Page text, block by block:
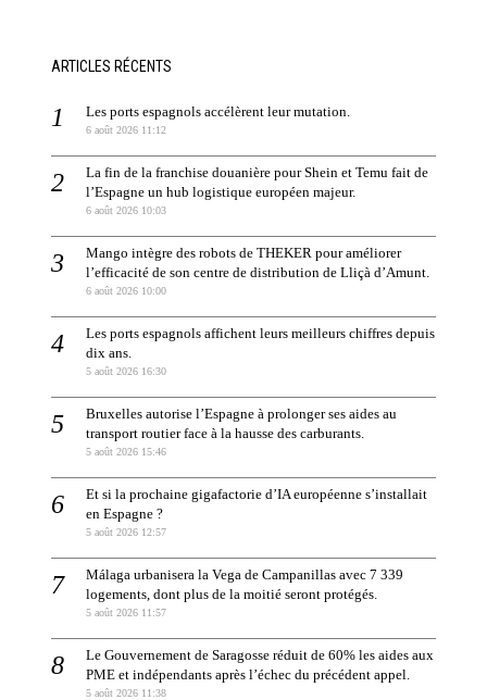
ARTICLES RÉCENTS
Les ports espagnols accélèrent leur mutation.
6 août 2026 11:12
La fin de la franchise douanière pour Shein et Temu fait de
l’Espagne un hub logistique européen majeur.
6 août 2026 10:03
Mango intègre des robots de THEKER pour améliorer
l’efficacité de son centre de distribution de Lliçà d’Amunt.
6 août 2026 10:00
Les ports espagnols affichent leurs meilleurs chiffres depuis
dix ans.
5 août 2026 16:30
Bruxelles autorise l’Espagne à prolonger ses aides au
transport routier face à la hausse des carburants.
5 août 2026 15:46
Et si la prochaine gigafactorie d’IA européenne s’installait
en Espagne ?
5 août 2026 12:57
Málaga urbanisera la Vega de Campanillas avec 7 339
logements, dont plus de la moitié seront protégés.
5 août 2026 11:57
Le Gouvernement de Saragosse réduit de 60% les aides aux
PME et indépendants après l’échec du précédent appel.
5 août 2026 11:38